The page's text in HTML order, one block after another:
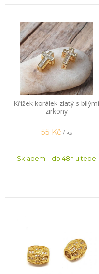
Křížek korálek zlatý s bílými
zirkony
55 Kč / ks
Skladem – do 48h u tebe